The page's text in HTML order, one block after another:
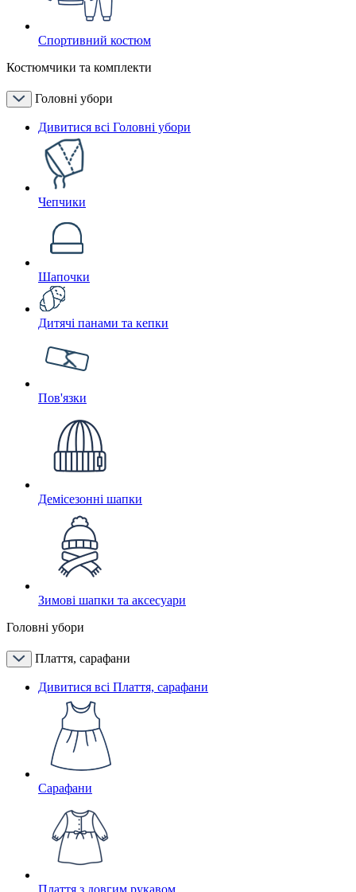
Спортивний костюм
Костюмчики та комплекти
Головні убори
Дивитися всі Головні убори
Чепчики
Шапочки
Дитячі панами та кепки
Пов'язки
Демісезонні шапки
Зимові шапки та аксесуари
Головні убори
Плаття, сарафани
Дивитися всі Плаття, сарафани
Сарафани
Плаття з довгим рукавом